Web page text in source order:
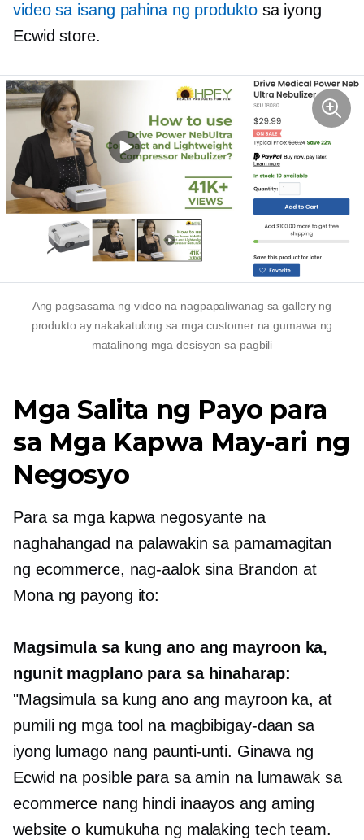
video sa isang pahina ng produktosa iyong
Ecwid store.
Ang pagsasama ng video na nagpapaliwanag sa gallery ng
produkto ay nakakatulong sa mga customer na gumawa ng
matalinong mga desisyon sa pagbili
Mga Salita ng Payo para
sa Mga Kapwa May-ari ng
Negosyo
Para sa mga kapwa negosyante na
naghahangad na palawakin sa pamamagitan
ng ecommerce, nag-aalok sina Brandon at
Mona ng payong ito:
Magsimula sa kung ano ang mayroon ka,
ngunit magplano para sa hinaharap:
"Magsimula sa kung ano ang mayroon ka, at
pumili ng mga tool na magbibigay-daan sa
iyong lumago nang paunti-unti. Ginawa ng
Ecwid na posible para sa amin na lumawak sa
ecommerce nang hindi inaayos ang aming
website o kumukuha ng malaking tech team.